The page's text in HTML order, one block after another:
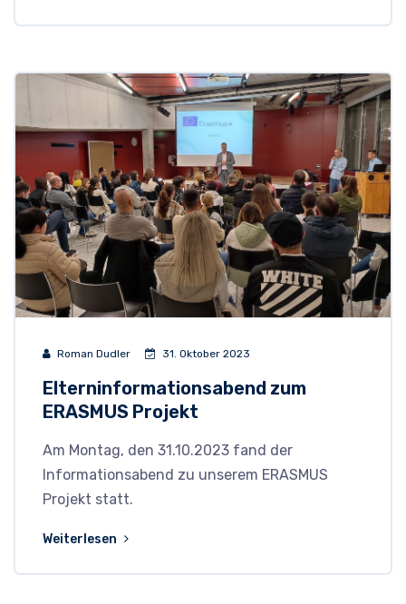
Roman Dudler 31. Oktober 2023
Elterninformationsabend zum
ERASMUS Projekt
Am Montag, den 31.10.2023 fand der
Informationsabend zu unserem ERASMUS
Projekt statt.
Weiterlesen